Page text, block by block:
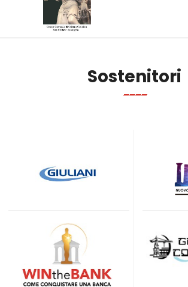
Sostenitori